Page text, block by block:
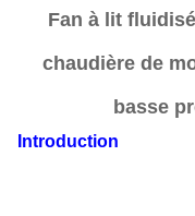
Fan à lit
chaudière de
basse
Introduction